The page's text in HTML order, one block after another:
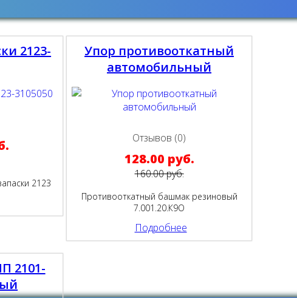
2123-
2123
Упор противооткатный
автомобильный
Отзывов (0)
128.00 руб.
160.00 руб.
Противооткатный башмак резиновый
7.001.20.К9O
Подробнее
2101-